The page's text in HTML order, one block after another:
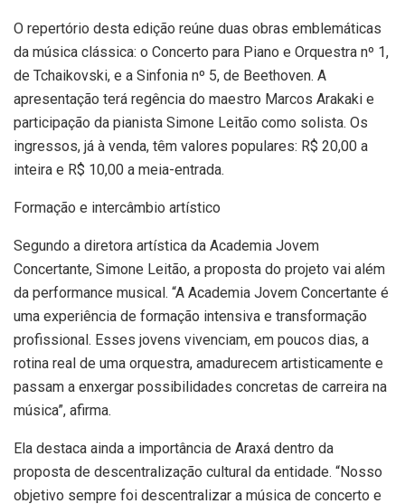
O repertório desta edição reúne duas obras emblemáticas
da música clássica: o Concerto para Piano e Orquestra nº 1,
de Tchaikovski, e a Sinfonia nº 5, de Beethoven. A
apresentação terá regência do maestro Marcos Arakaki e
participação da pianista Simone Leitão como solista. Os
ingressos, já à venda, têm valores populares: R$ 20,00 a
inteira e R$ 10,00 a meia-entrada.
Formação e intercâmbio artístico
Segundo a diretora artística da Academia Jovem
Concertante, Simone Leitão, a proposta do projeto vai além
da performance musical. “A Academia Jovem Concertante é
uma experiência de formação intensiva e transformação
profissional. Esses jovens vivenciam, em poucos dias, a
rotina real de uma orquestra, amadurecem artisticamente e
passam a enxergar possibilidades concretas de carreira na
música”, afirma.
Ela destaca ainda a importância de Araxá dentro da
proposta de descentralização cultural da entidade. “Nosso
objetivo sempre foi descentralizar a música de concerto e